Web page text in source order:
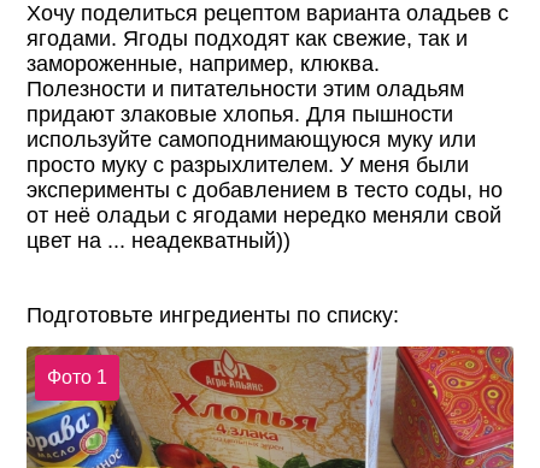
Хочу поделиться рецептом варианта оладьев с
ягодами. Ягоды подходят как свежие, так и
замороженные, например, клюква.
Полезности и питательности этим оладьям
придают злаковые хлопья. Для пышности
используйте самоподнимающуюся муку или
просто муку с разрыхлителем. У меня были
эксперименты с добавлением в тесто соды, но
от неё оладьи с ягодами нередко меняли свой
цвет на ... неадекватный))
Подготовьте ингредиенты по списку:
Фото 1